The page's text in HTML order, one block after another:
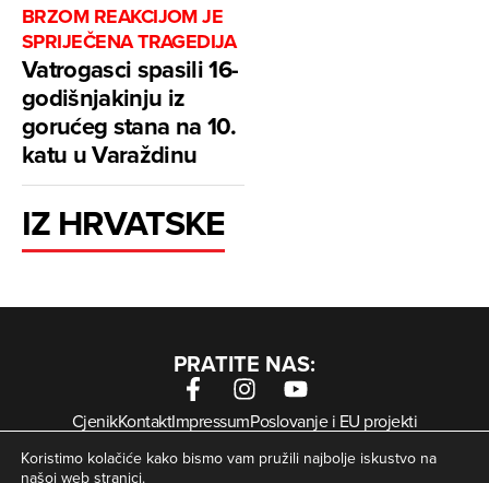
BRZOM REAKCIJOM JE
SPRIJEČENA TRAGEDIJA
Vatrogasci spasili 16-
godišnjakinju iz
gorućeg stana na 10.
katu u Varaždinu
IZ HRVATSKE
PRATITE NAS:
CjenikKontaktImpressumPoslovanje i EU projekti
Arhiva digitalnih novina
Uvjeti korištenjaZaštita privatnosti
Kolačići
Koristimo kolačiće kako bismo vam pružili najbolje iskustvo na
našoj web stranici.